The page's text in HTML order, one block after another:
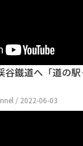
谷鐵道へ「道の
/ 2022-06-03